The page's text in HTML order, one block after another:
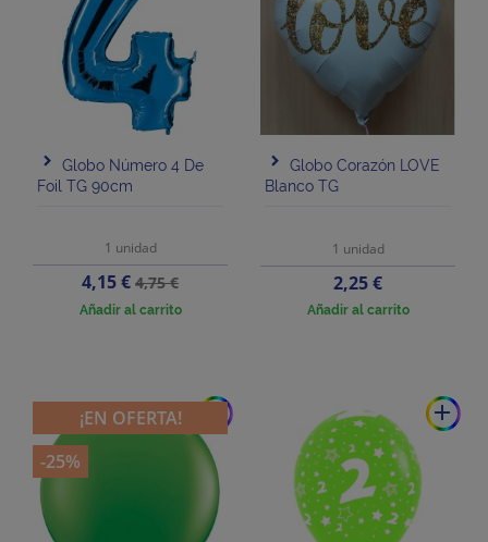
Globo Número 4 De
Foil TG 90cm
1 unidad
Precio
4,15 €Precio
base
4,75 €
Añadir al carrito
Globo Corazón LOVE
Blanco TG
1 unidad
Precio
2,25 €
Añadir al carrito
add
¡EN OFERTA!
-25%
add